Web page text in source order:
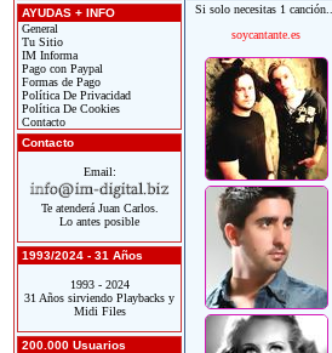
AYUDAS + INFO
General
Tu Sitio
IM Informa
Pago con Paypal
Formas de Pago
Política De Privacidad
Política De Cookies
Contacto
Contacto
Email:
Te atenderá Juan Carlos.
Lo antes posible
1993/2024 - 31 Años
1993 - 2024
31 Años sirviendo Playbacks y
Midi Files
200.000 Usuarios
Si solo necesitas 1 canción...
soycantante.es